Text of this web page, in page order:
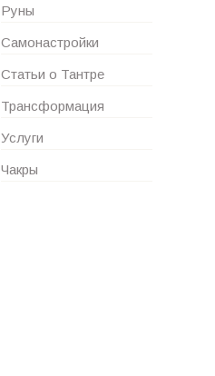
Руны
Самонастройки
Статьи о Тантре
Трансформация
Услуги
Чакры